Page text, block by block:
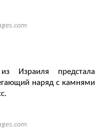
Израиля предстала
наряд с камнями